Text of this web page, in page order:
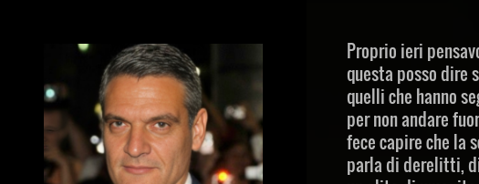
Proprio ieri
questa posso dire
quelli che hanno
per non andare
fece capire che la
parla di derelitti,